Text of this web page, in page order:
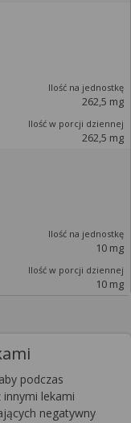
262,5 mg
262,5 mg
10 mg
10 mg
podczas
lekami
negatywny